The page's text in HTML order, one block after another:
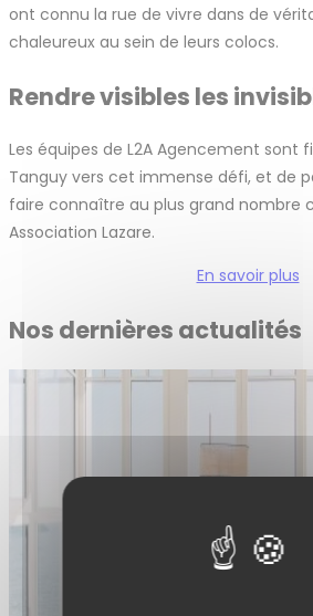
ont connu la rue de vivre dans de
chaleureux au sein de leurs colocs.
Rendre visibles les
Les équipes de L2A Agencement sont
Tanguy vers cet immense défi, et de
faire connaître au plus grand nombre
Association Lazare.
En savoir plus
Nos dernières actualités